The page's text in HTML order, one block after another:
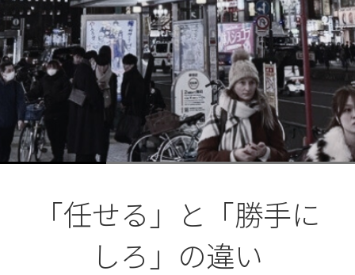
「任せる」と「勝手に
しろ」の違い